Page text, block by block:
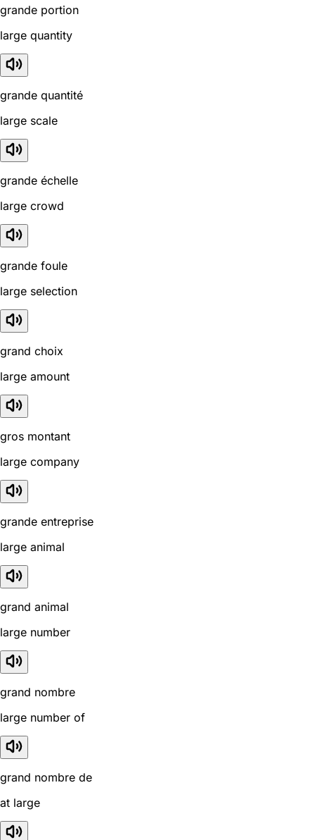
grande portion
large quantity
grande quantité
large scale
grande échelle
large crowd
grande foule
large selection
grand choix
large amount
gros montant
large company
grande entreprise
large animal
grand animal
large number
grand nombre
large number of
grand nombre de
at large